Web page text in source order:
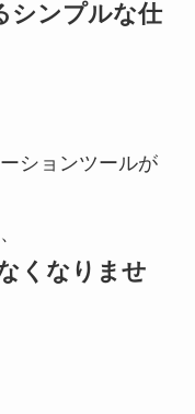
シンプルな仕
ションツールが
くなりませ